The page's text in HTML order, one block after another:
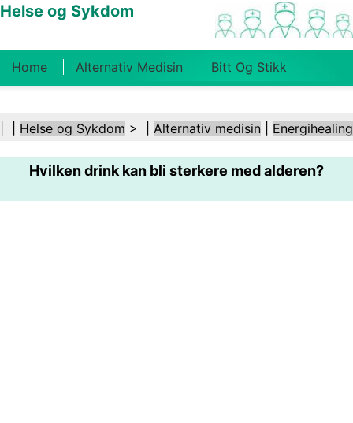
Helse og Sykdom
Home Alternativ Medisin Bitt Og Stikk
Kosthold Og Ernæring Familiehelse
Helsebransjen Psykisk Helse Folkehelse Og
Sikkerhet Kirurgi Og Prosedyrer Helse
Helse og Sykdom > | Alternativ medisin Energihealing
Hvilken drink kan bli sterkere med alderen?